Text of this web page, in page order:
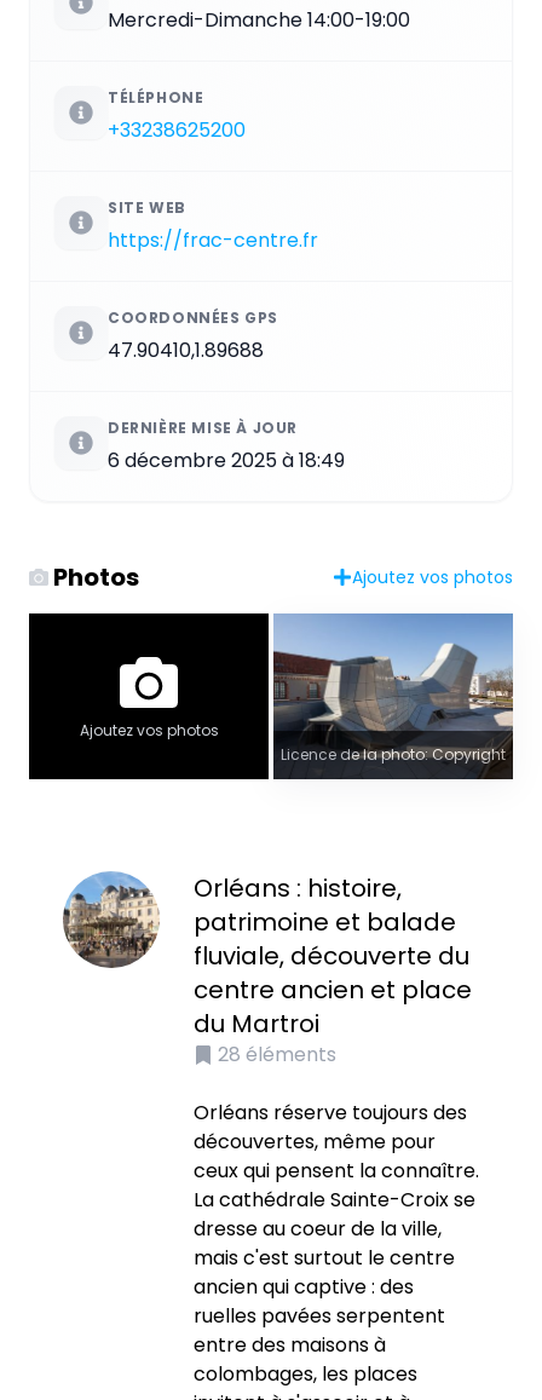
Mercredi-Dimanche 14:00-19:00
TÉLÉPHONE
+33238625200
SITE WEB
https://frac-centre.fr
COORDONNÉES GPS
47.90410,1.89688
DERNIÈRE MISE À JOUR
6 décembre 2025 à 18:49
Photos Ajoutez vos photos
Ajoutez vos photos
Licence de la photo: Copyright
Orléans : histoire,
patrimoine et balade
fluviale, découverte du
centre ancien et place
du Martroi
28 éléments
Orléans réserve toujours des
découvertes, même pour
ceux qui pensent la connaître.
La cathédrale Sainte-Croix se
dresse au coeur de la ville,
mais c'est surtout le centre
ancien qui captive : des
ruelles pavées serpentent
entre des maisons à
colombages, les places